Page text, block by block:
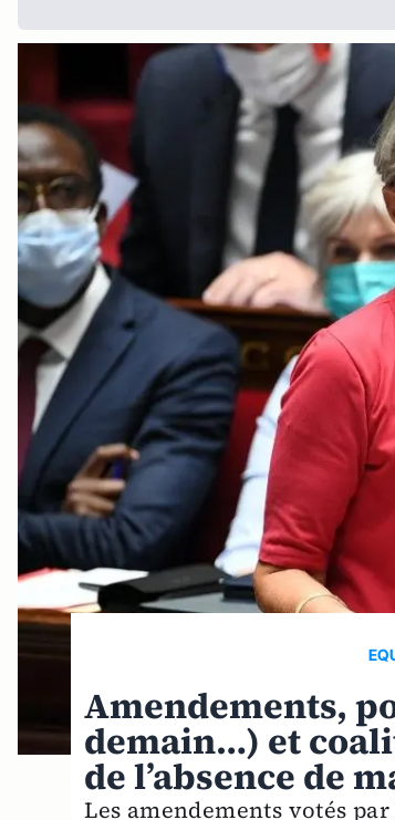
Amendements,
demain…) et
de l’absence de
Les amendements votés